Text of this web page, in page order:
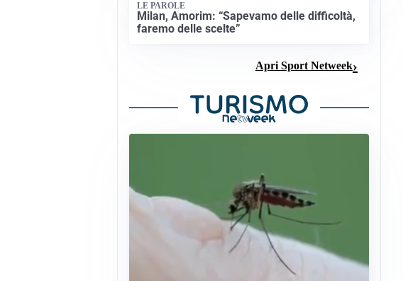
LE PAROLE
Milan, Amorim: “Sapevamo delle difficoltà,
faremo delle scelte”
Apri Sport Netweek